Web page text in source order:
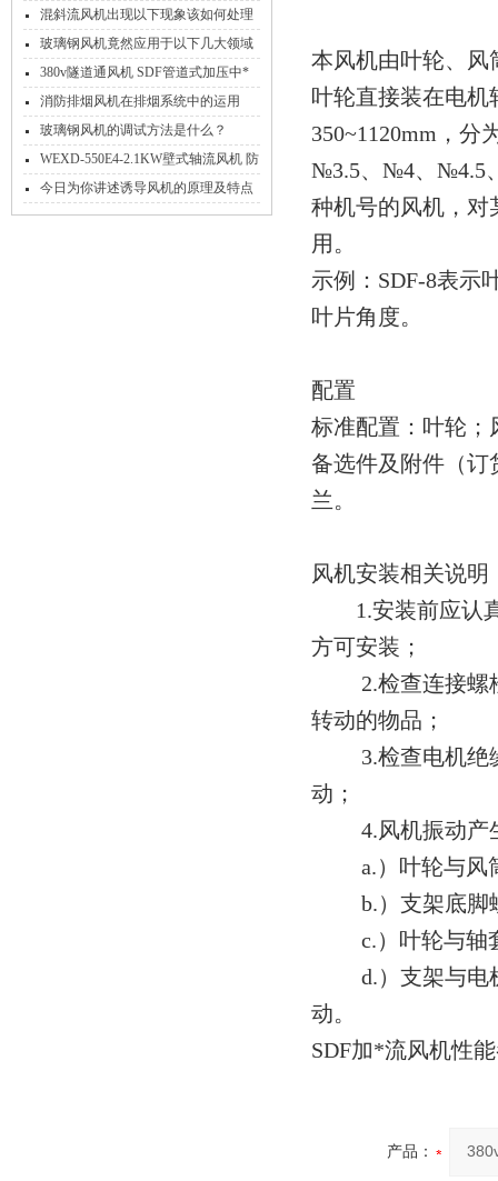
混斜流风机出现以下现象该如何处理
玻璃钢风机竟然应用于以下几大领域
380v隧道通风机 SDF管道式加压中*
流风机
消防排烟风机在排烟系统中的运用
玻璃钢风机的调试方法是什么？
WEXD-550E4-2.1KW壁式轴流风机 防
腐隔爆送风排风机
今日为你讲述诱导风机的原理及特点
本风机由叶轮、风
叶轮直接装在电
350~1120mm，分
№3.5、№4、№4.5
种机号的风机，对
用。
示例：SDF-8表示
叶片角度。
配置
标准配置：叶轮；
备选件及附件（订
兰。
风机安装相关说明
1.安装前应认真
方可安装；
2.检查连接螺栓
转动的物品；
3.检查电机绝缘
动；
4.风机振动产生
a.）叶轮与风筒
b.）支架底脚螺
c.）叶轮与轴
d.）支架与电机
动。
SDF加*流风机性
产品：